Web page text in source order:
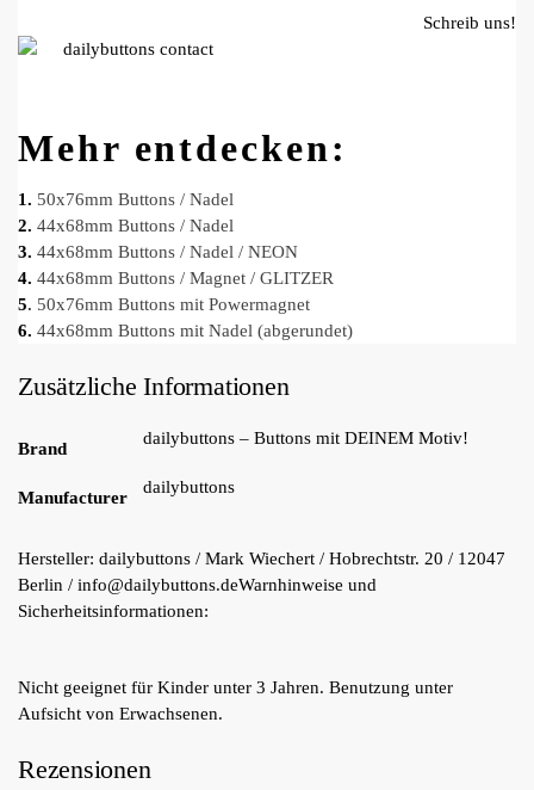
Schreib uns!
Mehr entdecken:
1. 50x76mm Buttons / Nadel
2. 44x68mm Buttons / Nadel
3. 44x68mm Buttons / Nadel / NEON
4. 44x68mm Buttons / Magnet / GLITZER
5. 50x76mm Buttons mit Powermagnet
6. 44x68mm Buttons mit Nadel (abgerundet)
Zusätzliche Informationen
Brand
dailybuttons – Buttons mit DEINEM Motiv!
Manufacturer
dailybuttons
Hersteller: dailybuttons / Mark Wiechert / Hobrechtstr. 20 / 12047
Berlin / info@dailybuttons.deWarnhinweise und
Sicherheitsinformationen:
Nicht geeignet für Kinder unter 3 Jahren. Benutzung unter
Aufsicht von Erwachsenen.
Rezensionen